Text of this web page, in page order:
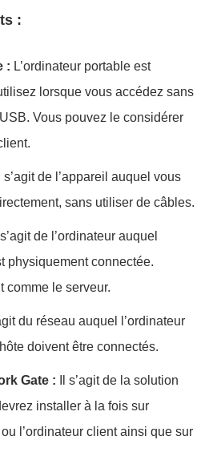
:
: L’ordinateur portable est
lorsque vous accédez sans
Vous pouvez le considérer
s’agit de l’appareil auquel vous
sans utiliser de câbles.
s’agit de l’ordinateur auquel
physiquement connectée.
comme le serveur.
du réseau auquel l’ordinateur
doivent être connectés.
Gate : Il s’agit de la solution
installer à la fois sur
ou l’ordinateur client ainsi que sur